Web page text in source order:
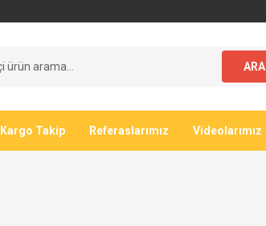
ARA
Kargo Takip Referaslarımız Videolarımız